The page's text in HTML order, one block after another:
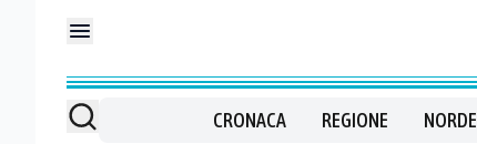
CRONACA REGIONE